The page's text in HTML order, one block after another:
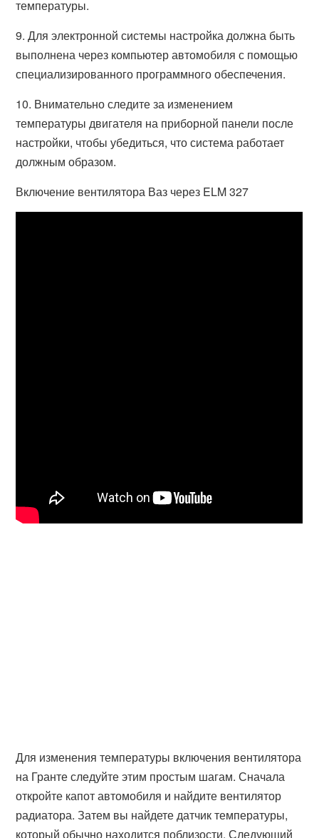
температуры.
9. Для электронной системы настройка должна быть
выполнена через компьютер автомобиля с помощью
специализированного программного обеспечения.
10. Внимательно следите за изменением
температуры двигателя на приборной панели после
настройки, чтобы убедиться, что система работает
должным образом.
Включение вентилятора Ваз через ELM 327
Для изменения температуры включения вентилятора
на Гранте следуйте этим простым шагам. Сначала
откройте капот автомобиля и найдите вентилятор
радиатора. Затем вы найдете датчик температуры,
который обычно находится поблизости. Следующий